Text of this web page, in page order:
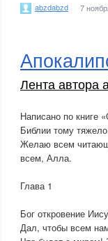
abzdabzd 7
Лента автора
Написано по книге
Библии тому
Желаю всем
всем, Алла.
Глава 1
Бог откровение
Дал, чтобы всем